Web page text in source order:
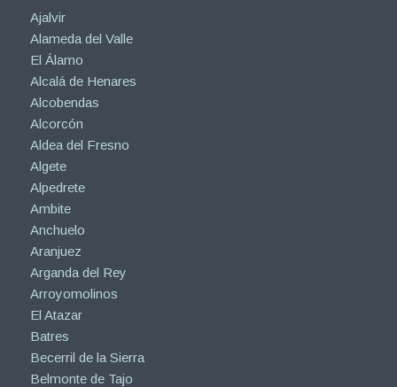
Ajalvir
Alameda del Valle
El Álamo
Alcalá de Henares
Alcobendas
Alcorcón
Aldea del Fresno
Algete
Alpedrete
Ambite
Anchuelo
Aranjuez
Arganda del Rey
Arroyomolinos
El Atazar
Batres
Becerril de la Sierra
Belmonte de Tajo